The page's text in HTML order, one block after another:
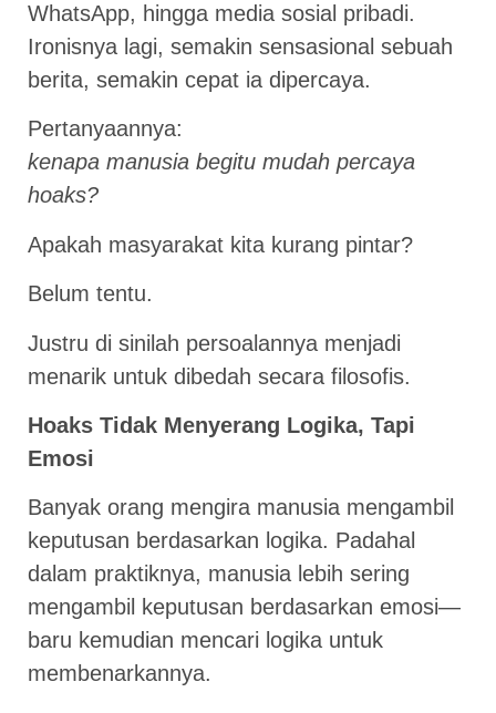
WhatsApp, hingga media sosial pribadi.
Ironisnya lagi, semakin sensasional sebuah
berita, semakin cepat ia dipercaya.
Pertanyaannya:
kenapa manusia begitu mudah percaya
hoaks?
Apakah masyarakat kita kurang pintar?
Belum tentu.
Justru di sinilah persoalannya menjadi
menarik untuk dibedah secara filosofis.
Hoaks Tidak Menyerang Logika, Tapi
Emosi
Banyak orang mengira manusia mengambil
keputusan berdasarkan logika. Padahal
dalam praktiknya, manusia lebih sering
mengambil keputusan berdasarkan emosi—
baru kemudian mencari logika untuk
membenarkannya.